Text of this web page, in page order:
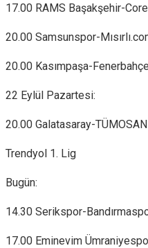
17.00 RAMS Başakşehir-
20.00 Samsunspor-
20.00 Kasımpaşa-
22 Eylül Pazartesi:
20.00 Galatasaray-
Trendyol 1. Lig
Bugün:
14.30 Serikspor-
17.00 Eminevim